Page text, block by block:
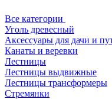
Все категории
Уголь древесный
Аксессуары для дачи и
Канаты и веревки
Лестницы
Лестницы выдвижные
Лестницы трансформеры
Стремянки